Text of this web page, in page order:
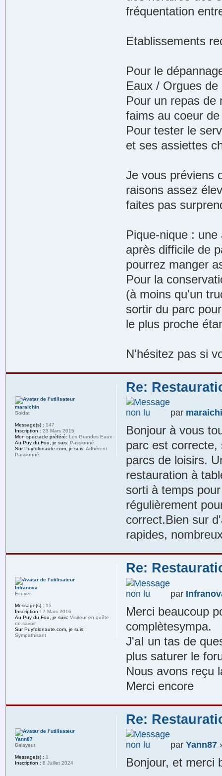
fréquentation
Etablissements
Pour le
Eaux / Orgues
Pour un repas de
faims au coeur
Pour tester le
et ses assiettes
Je vous préviens
raisons assez
faites pas
Pique-nique :
après difficile de
pourrez manger
Pour la
(à moins qu'un
sortir du parc
le plus proche
N'hésitez pas si
Re:
par
Bonjour à vous
parc est
parcs de loisirs.
restauration à
sorti à temps
régulièrement
correct.Bien sur
rapides,
maraichin
Soldat
Message(s) : 147
Inscription : 23 Mars 2015
Mon spectacle préféré: Les Grandes Eaux
Au Puy du Fou, je suis: Passionné
Sur Puyfolonaute.com, je suis: Adhérent
Passionné
Re:
par
Merci beaucoup
complètesympa.
J'aI un tas de
plus saturer le
Nous avons reçu
Merci encore
Infranova
Ecuyer
Message(s) : 15
Inscription : 7 Mars 2016
Au Puy du Fou, je suis: Visiteur en quête
de savoir
Sur Puyfolonaute.com, je suis:
Sympathisant
Re:
par Yann87
Bonjour, et merci
Yann87
Balayeur
Message(s) : 1
Inscription : 8 Juillet 2024